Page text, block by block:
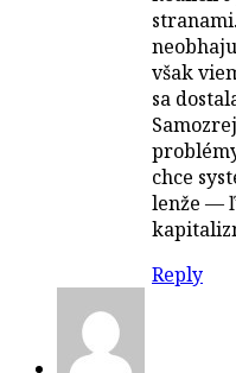
však
sa
chce
lenže —
Reply